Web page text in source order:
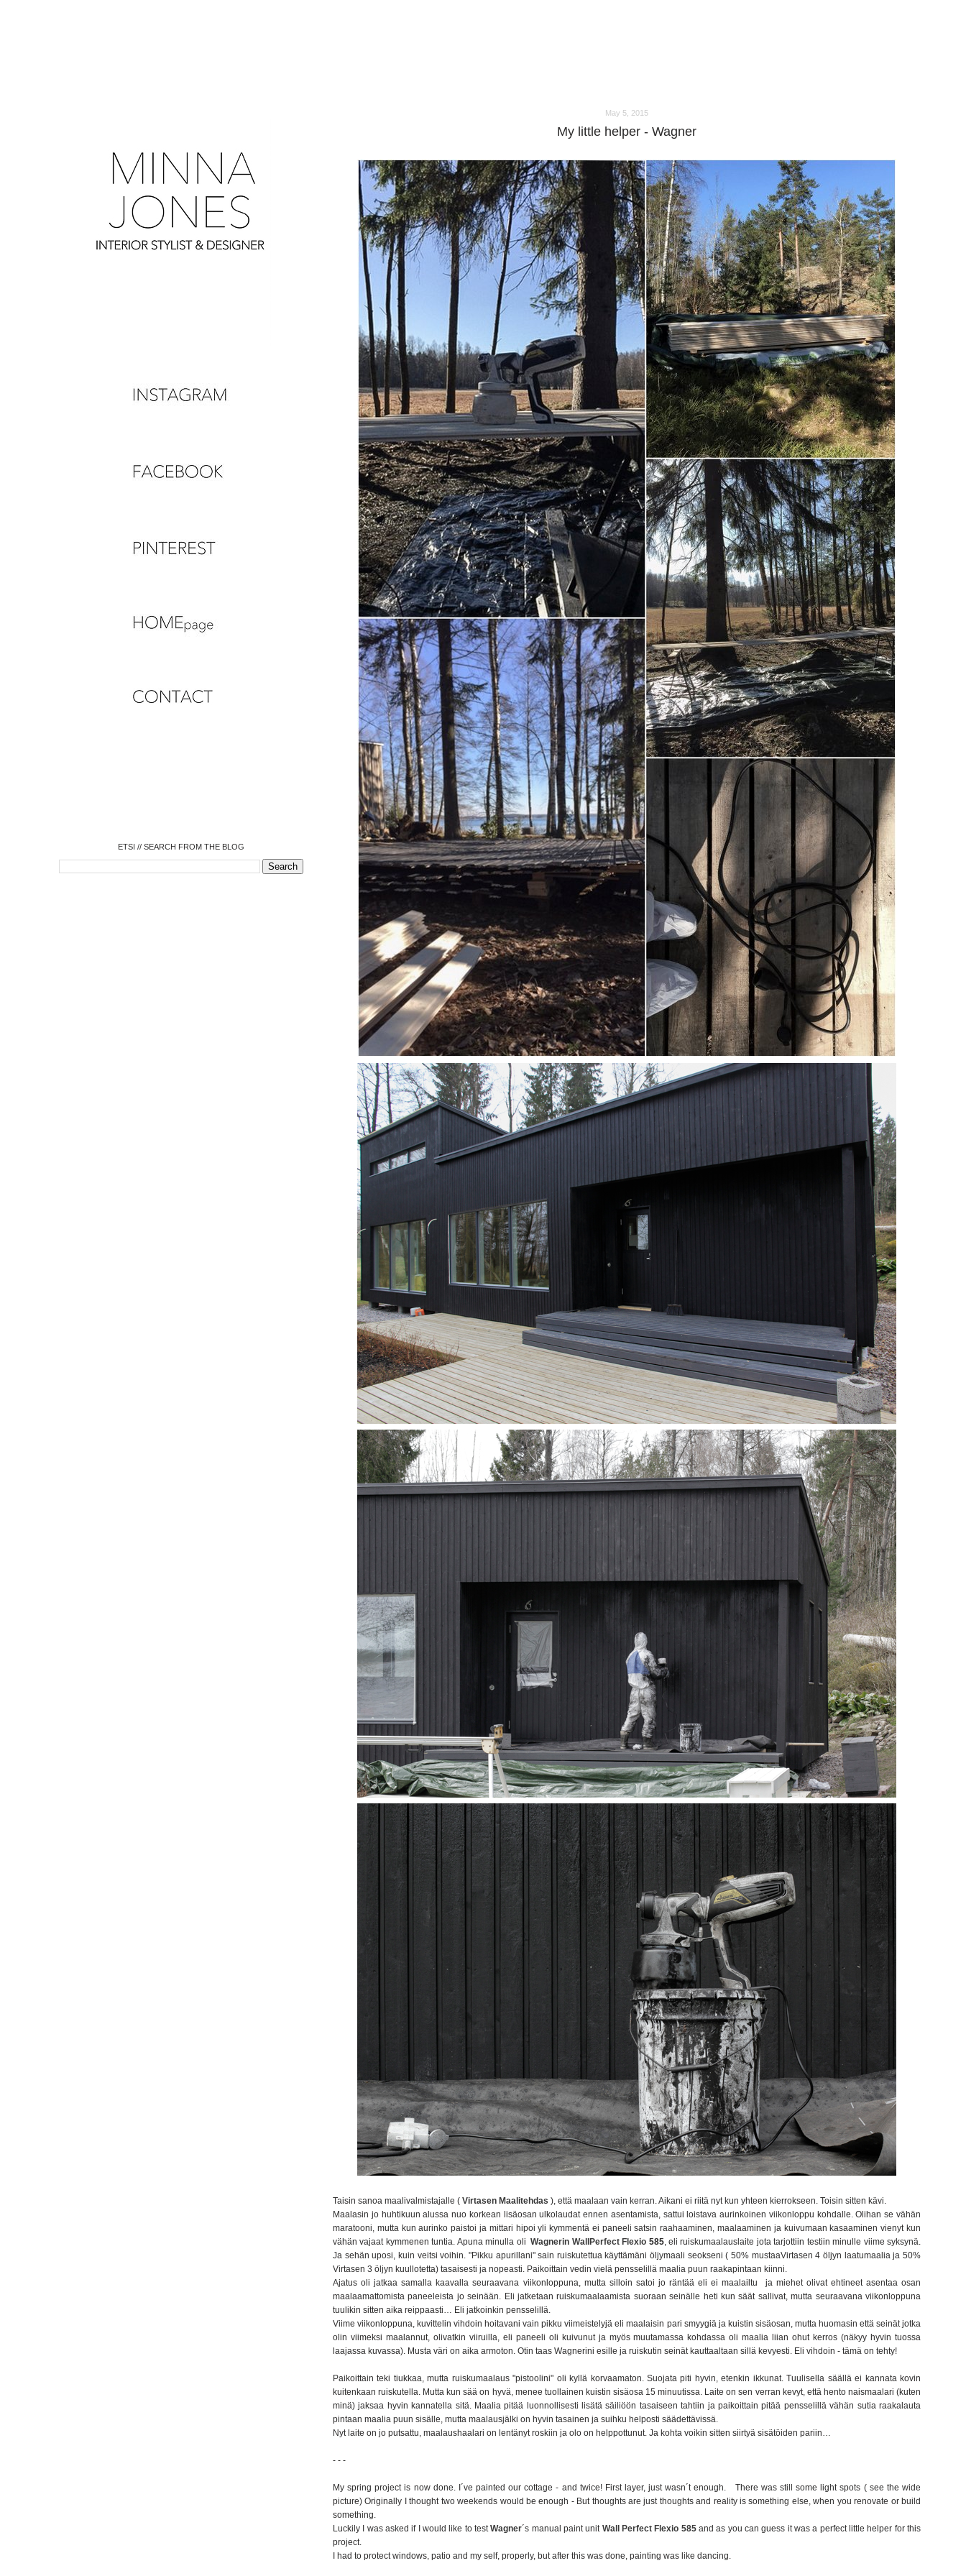
May 5, 2015
My little helper - Wagner
Taisin sanoa maalivalmistajalle ( Virtasen Maalitehdas ), että maalaan vain kerran. Aikani ei riitä nyt kun yhteen kierrokseen. Toisin sitten kävi.
Maalasin jo huhtikuun alussa nuo korkean lisäosan ulkolaudat ennen asentamista, sattui loistava aurinkoinen viikonloppu kohdalle. Olihan se vähän
maratooni, mutta kun aurinko paistoi ja mittari hipoi yli kymmentä ei paneeli satsin raahaaminen, maalaaminen ja kuivumaan kasaaminen vienyt kun
vähän vajaat kymmenen tuntia. Apuna minulla oliWagnerin WallPerfect Flexio 585, eli ruiskumaalauslaite jota tarjottiin testiin minulle viime syksynä.
Ja sehän uposi, kuin veitsi voihin. "Pikku apurillani" sain ruiskutettua käyttämäni öljymaali seokseni ( 50% mustaaVirtasen 4 öljyn laatumaalia ja 50%
Virtasen 3 öljyn kuullotetta) tasaisesti ja nopeasti. Paikoittain vedin vielä pensselillä maalia puun raakapintaan kiinni.
Ajatus oli jatkaa samalla kaavalla seuraavana viikonloppuna, mutta silloin satoi jo räntää eli ei maalailtu ja miehet olivat ehtineet asentaa osan
maalaamattomista paneeleista jo seinään. Eli jatketaan ruiskumaalaamista suoraan seinälle heti kun säät sallivat, mutta seuraavana viikonloppuna
tuulikin sitten aika reippaasti… Eli jatkoinkin pensselillä.
Viime viikonloppuna, kuvittelin vihdoin hoitavani vain pikku viimeistelyjä eli maalaisin pari smyygiä ja kuistin sisäosan, mutta huomasin että seinät jotka
olin viimeksi maalannut, olivatkin viiruilla, eli paneeli oli kuivunut ja myös muutamassa kohdassa oli maalia liian ohut kerros (näkyy hyvin tuossa
laajassa kuvassa). Musta väri on aika armoton. Otin taas Wagnerini esille ja ruiskutin seinät kauttaaltaan sillä kevyesti. Eli vihdoin - tämä on tehty!
Paikoittain teki tiukkaa, mutta ruiskumaalaus "pistoolini" oli kyllä korvaamaton. Suojata piti hyvin, etenkin ikkunat. Tuulisella säällä ei kannata kovin
kuitenkaan ruiskutella. Mutta kun sää on hyvä, menee tuollainen kuistin sisäosa 15 minuutissa. Laite on sen verran kevyt, että hento naismaalari (kuten
minä) jaksaa hyvin kannatella sitä. Maalia pitää luonnollisesti lisätä säiliöön tasaiseen tahtiin ja paikoittain pitää pensselillä vähän sutia raakalauta
pintaan maalia puun sisälle, mutta maalausjälki on hyvin tasainen ja suihku helposti säädettävissä.
Nyt laite on jo putsattu, maalaushaalari on lentänyt roskiin ja olo on helppottunut. Ja kohta voikin sitten siirtyä sisätöiden pariin…
- - -
My spring project is now done. I´ve painted our cottage - and twice! First layer, just wasn´t enough. There was still some light spots ( see the wide
picture) Originally I thought two weekends would be enough - But thoughts are just thoughts and reality is something else, when you renovate or build
something.
Luckily I was asked if I would like to testWagner´s manual paint unit Wall Perfect Flexio 585and as you can guess it was a perfect little helper for this
project.
I had to protect windows, patio and my self, properly, but after this was done, painting was like dancing.
ETSI // SEARCH FROM THE BLOG